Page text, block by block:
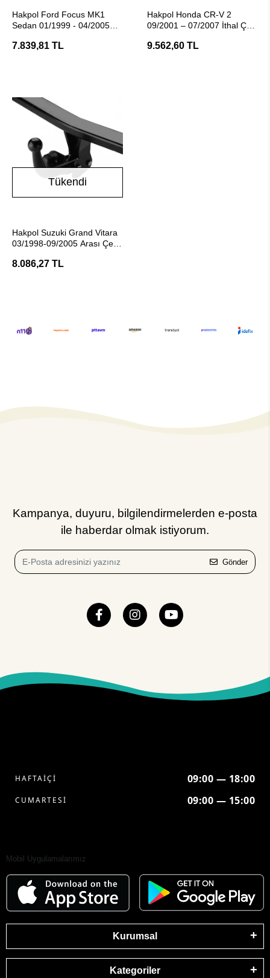
Hakpol Ford Focus MK1
Sedan 01/1999 - 04/2005
7.839,81 TL
Hakpol Honda CR-V 2
09/2001 – 07/2007 İthal Çeki
9.562,60 TL
Tükendi
Hakpol Suzuki Grand Vitara
03/1998-09/2005 Arası Çeki
8.086,27 TL
Kampanya, duyuru, bilgilendirmelerden e-posta
ile haberdar olmak istiyorum.
Gönder
HAFTAİÇİ 09:00 — 18:00
CUMARTESİ 09:00 — 15:00
Mobil Uygulamalarımız
Kurumsal
Kategoriler